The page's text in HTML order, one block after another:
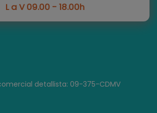
L a V 09.00 - 18.00h
detallista: 09-375-CDMV